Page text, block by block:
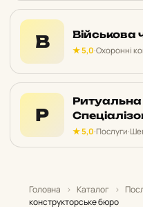
В Військова
★ 5,0·Охоронні
Р
★ 5,0·Послуги·
Головна › Каталог ›
конструкторське бюро